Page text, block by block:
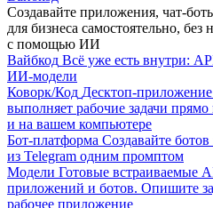
Создавайте приложения, чат-
для бизнеса самостоятельно,
с помощью ИИ
Вайбкод Всё уже есть внутри:
ИИ-модели
Коворк/Код Десктоп-
выполняет рабочие задачи
и на вашем компьютере
Бот-платформа Создавайте
из Telegram одним промптом
Модели Готовые встраиваемые
приложений и ботов. Опишите
рабочее приложение